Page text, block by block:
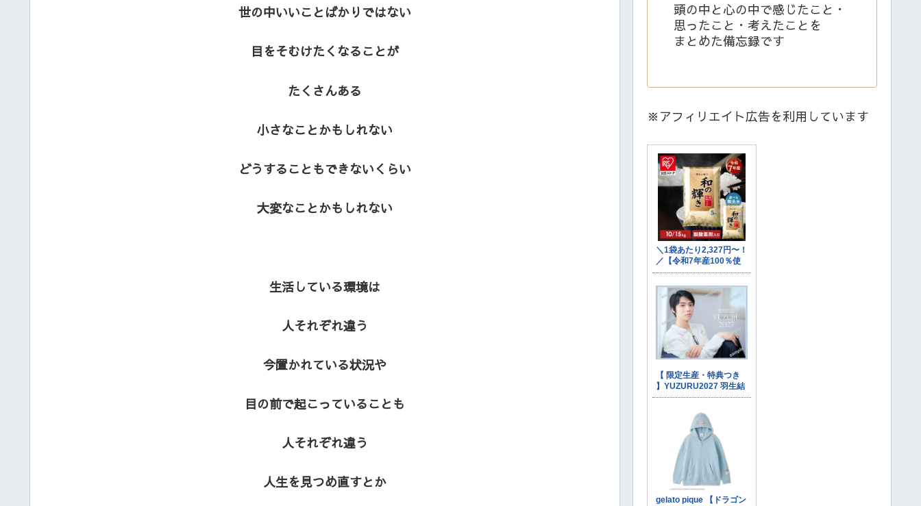
世の中いいことばかりではない
目をそむけたくなることが
たくさんある
小さなことかもしれない
どうすることもできないくらい
大変なことかもしれない
生活している環境は
人それぞれ違う
今置かれている状況や
目の前で起こっていることも
人それぞれ違う
人生を見つめ直すとか
頭の中と心の中で感じたこと・
思ったこと・考えたことを
まとめた備忘録です
※アフィリエイト広告を利用しています